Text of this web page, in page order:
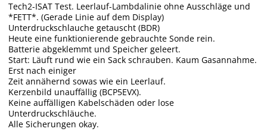
Tech2-ISAT Test. Leerlauf-Lambdalinie ohne Ausschläge und
*FETT*. (Gerade Linie auf dem Display)
Unterdruckschlauche getauscht (BDR)
Heute eine funktionierende gebrauchte Sonde rein.
Batterie abgeklemmt und Speicher geleert.
Start: Läuft rund wie ein Sack schrauben. Kaum Gasannahme.
Erst nach einiger
Zeit annähernd sowas wie ein Leerlauf.
Kerzenbild unauffällig (BCP5EVX).
Keine auffälligen Kabelschäden oder lose
Unterdruckschläuche.
Alle Sicherungen okay.